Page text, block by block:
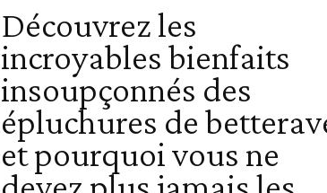
Découvrez les
incroyables bienfaits
insoupçonnés des
épluchures de
et pourquoi vous ne